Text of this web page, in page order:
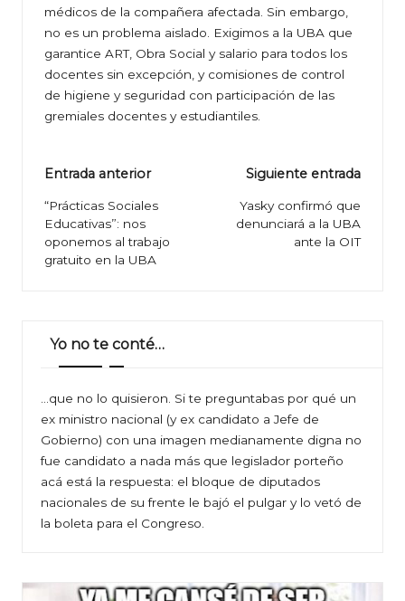
médicos de la compañera afectada. Sin embargo,
no es un problema aislado. Exigimos a la UBA que
garantice ART, Obra Social y salario para todos los
docentes sin excepción, y comisiones de control
de higiene y seguridad con participación de las
gremiales docentes y estudiantiles.
Navegación
de
entradas
Entrada anterior
“Prácticas Sociales
Educativas”: nos
oponemos al trabajo
gratuito en la UBA
Siguiente entrada
Yasky confirmó que
denunciará a la UBA
ante la OIT
Yo no te conté…
…que no lo quisieron. Si te preguntabas por qué un
ex ministro nacional (y ex candidato a Jefe de
Gobierno) con una imagen medianamente digna no
fue candidato a nada más que legislador porteño
acá está la respuesta: el bloque de diputados
nacionales de su frente le bajó el pulgar y lo vetó de
la boleta para el Congreso.